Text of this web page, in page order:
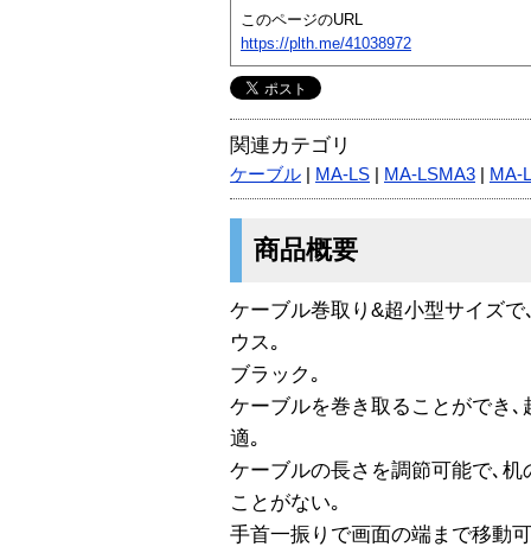
このページのURL
https://plth.me/41038972
関連カテゴリ
ケーブル MA-LS MA-LSMA3 MA-
商品概要
ケーブル巻取り&超小型サイズ
ウス｡
ブラック｡
ケーブルを巻き取ることができ
適｡
ケーブルの長さを調節可能で､
ことがない｡
手首一振りで画面の端まで移動